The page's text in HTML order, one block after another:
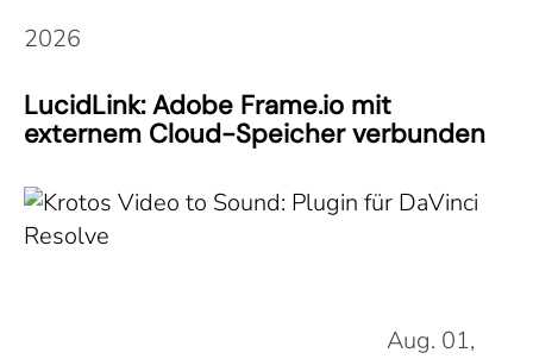
2026
LucidLink: Adobe Frame.io mit
externem Cloud-Speicher verbunden
Aug. 01,